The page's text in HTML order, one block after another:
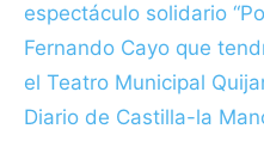
espectáculo solidario
Fernando Cayo que
el Teatro Municipal
Diario de Castilla-la